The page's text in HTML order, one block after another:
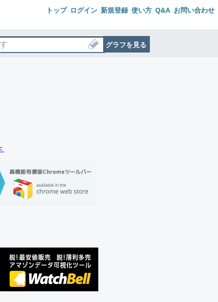
トップ ログイン 新規登録 使い方 Q&A お問い合わせ
グラフを見る